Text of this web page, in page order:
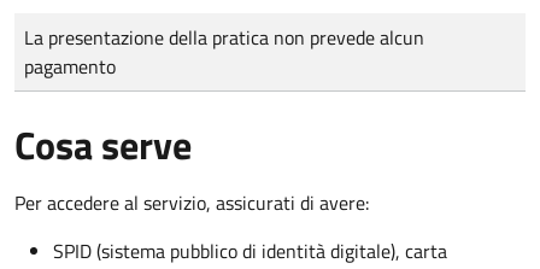
Tipo di pagamento
Importo
La presentazione della pratica non prevede alcun
pagamento
Cosa serve
Per accedere al servizio, assicurati di avere:
SPID (sistema pubblico di identità digitale), carta